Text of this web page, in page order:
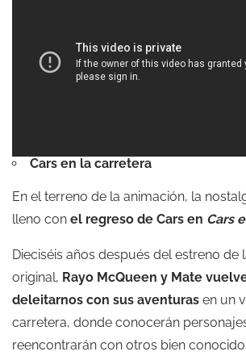
Cars en la carretera
En el terreno de la animación, la
lleno con el regreso de Cars en Cars
Dieciséis años después del estreno de
original, Rayo McQueen y Mate
deleitarnos con sus aventuras en un
carretera, donde conocerán
reencontrarán con otros bien